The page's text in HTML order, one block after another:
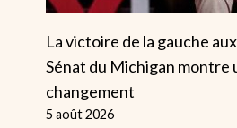
La victoire de la gauche
Sénat du Michigan montre
changement
5 août 2026